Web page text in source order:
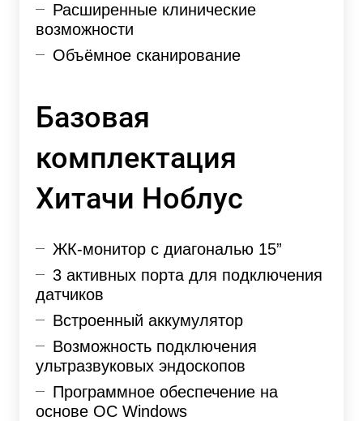
Расширенные клинические
возможности
Объёмное сканирование
Базовая
комплектация
Хитачи Ноблус
ЖК-монитор с диагональю 15”
3 активных порта для подключения
датчиков
Встроенный аккумулятор
Возможность подключения
ультразвуковых эндоскопов
Программное обеспечение на
основе ОС Windows